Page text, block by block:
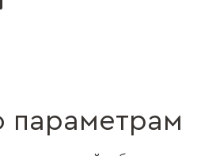
параметрам